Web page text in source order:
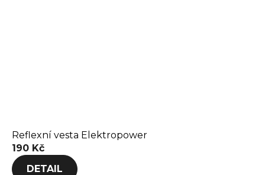
Reflexní vesta Elektropower
190 Kč
DETAIL